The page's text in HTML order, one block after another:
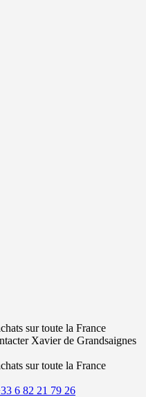
sur toute la France
Xavier de Grandsaignes
sur toute la France
6 82 21 79 26